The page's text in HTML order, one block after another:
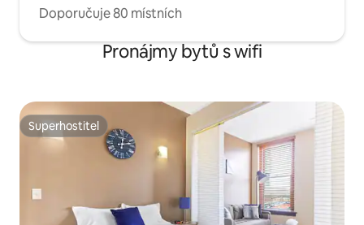
Doporučuje 80 místních
Pronájmy bytů s wifi
Superhostitel
Superhostitel